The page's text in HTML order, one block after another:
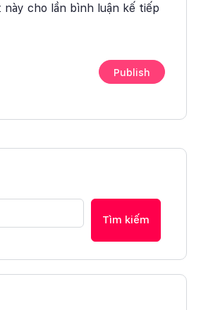
cho lần bình luận kế tiếp
Tìm kiếm